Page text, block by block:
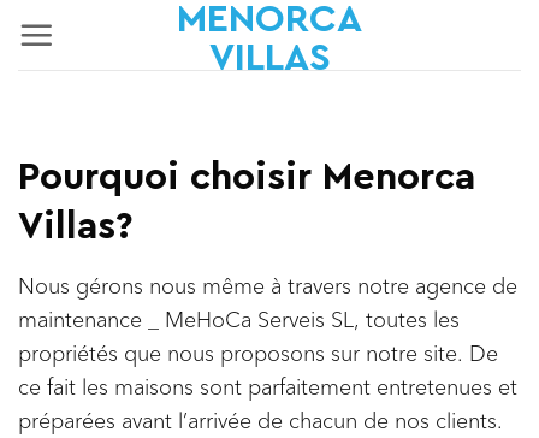
contenu
MENORCA
VILLAS
Pourquoi choisir Menorca
Villas?
Nous gérons nous même à travers notre agence de
maintenance _ MeHoCa Serveis SL, toutes les
propriétés que nous proposons sur notre site. De
ce fait les maisons sont parfaitement entretenues et
préparées avant l’arrivée de chacun de nos clients.